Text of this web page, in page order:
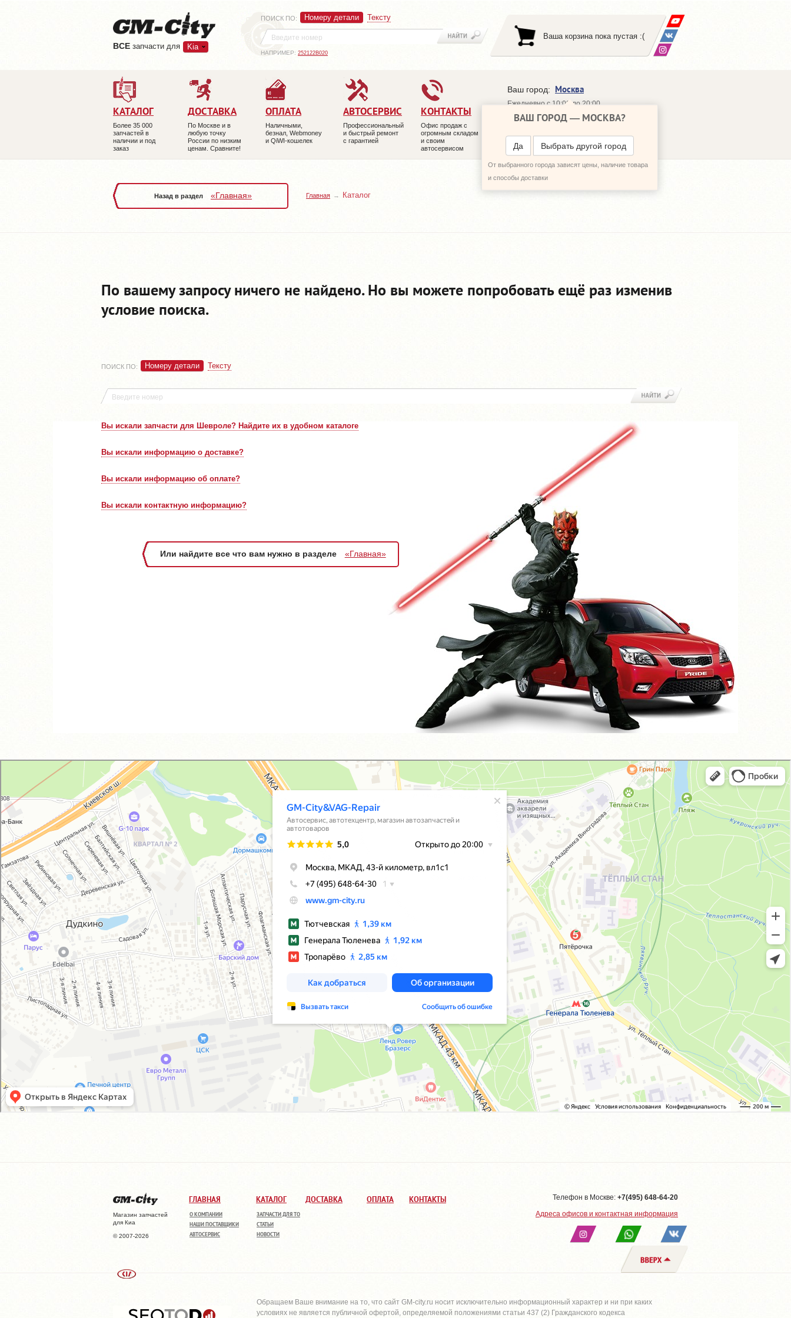
ВCE запчасти для Kia
ПОИСК ПО: Номеру детали Тексту
НАПРИМЕР: 252122B020
Ваша корзина пока пустая :(
КАТАЛОГ
Более 35 000
запчастей в
наличии и под
заказ
ДОСТАВКА
По Москве и в
любую точку
России по низким
ценам. Сравните!
ОПЛАТА
Наличными,
безнал, Webmoney
и QiWI-кошелек
АВТОСЕРВИС
Профессиональный
и быстрый ремонт
с гарантией
КОНТАКТЫ
Офис продаж с
огромным складом
и своим
автосервисом
Ваш город: Москва
ВАШ ГОРОД — МОСКВА?
Да Выбрать другой город
От выбранного города зависят цены, наличие товара
и способы доставки
Ежедневно с 10:00 до 20:00
+7 (495) 648-64-30
ПЕРЕЗВОНИТЬ МНЕ
Назад в раздел «Главная» Главная Каталог
По вашему запросу ничего не найдено. Но вы можете попробовать ещё раз изменив
условие поиска.
ПОИСК ПО: Номеру детали Тексту
Вы искали запчасти для Шевроле? Найдите их в удобном каталоге
Вы искали информацию о доставке?
Вы искали информацию об оплате?
Вы искали контактную информацию?
Или найдите все что вам нужно в разделе «Главная»
GM-City&VAG-Repair
Автосервис, автотехцентр в Москве
Магазин автозапчастей и автотоваров в Москве
Магазин запчастей
для Киа
© 2007-2026
ГЛАВНАЯ
О КОМПАНИИ
НАШИ ПОСТАВЩИКИ
АВТОСЕРВИС
КАТАЛОГ
ЗАПЧАСТИ ДЛЯ ТО
СТАТЬИ
НОВОСТИ
ДОСТАВКА ОПЛАТА КОНТАКТЫ Телефон в Москве: +7(495) 648-64-20
Адреса офисов и контактная информация
Обращаем Ваше внимание на то, что сайт GM-city.ru носит исключительно информационный характер и ни при каких
условиях не является публичной офертой, определяемой положениями статьи 437 (2) Гражданского кодекса